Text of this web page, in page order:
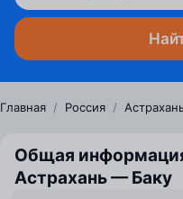
Главная / Россия /
Общая
Астрахань — Баку